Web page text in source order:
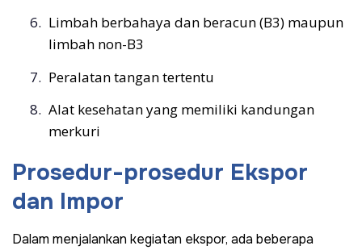
Limbah berbahaya dan beracun (B3) maupun
limbah non-B3
Peralatan tangan tertentu
Alat kesehatan yang memiliki kandungan
merkuri
Prosedur-prosedur Ekspor
dan Impor
Dalam menjalankan kegiatan ekspor, ada beberapa